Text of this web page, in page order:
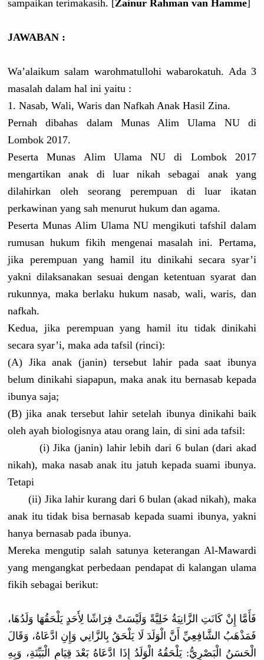
sampaikan terimakasih. [Zainur Rahman van Hamme]
JAWABAN :
Wa’alaikum salam warohmatullohi wabarokatuh. Ada 3
masalah dalam hal ini yaitu :
1. Nasab, Wali, Waris dan Nafkah Anak Hasil Zina.
Pernah dibahas dalam Munas Alim Ulama NU di
Lombok 2017.
Peserta Munas Alim Ulama NU di Lombok 2017
mengartikan anak di luar nikah sebagai anak yang
dilahirkan oleh seorang perempuan di luar ikatan
perkawinan yang sah menurut hukum dan agama.
Peserta Munas Alim Ulama NU mengikuti tafshil dalam
rumusan hukum fikih mengenai masalah ini. Pertama,
jika perempuan yang hamil itu dinikahi secara syar’i
yakni dilaksanakan sesuai dengan ketentuan syarat dan
rukunnya, maka berlaku hukum nasab, wali, waris, dan
nafkah.
Kedua, jika perempuan yang hamil itu tidak dinikahi
secara syar’i, maka ada tafsil (rinci):
(A) Jika anak (janin) tersebut lahir pada saat ibunya
belum dinikahi siapapun, maka anak itu bernasab kepada
ibunya saja;
(B) jika anak tersebut lahir setelah ibunya dinikahi baik
oleh ayah biologisnya atau orang lain, di sini ada tafsil:
(i) Jika (janin) lahir lebih dari 6 bulan (dari akad
nikah), maka nasab anak itu jatuh kepada suami ibunya.
Tetapi
(ii) Jika lahir kurang dari 6 bulan (akad nikah), maka
anak itu tidak bisa bernasab kepada suami ibunya, yakni
hanya bernasab pada ibunya.
Mereka mengutip salah satunya keterangan Al-Mawardi
yang mengangkat perbedaan pendapat di kalangan ulama
fikih sebagai berikut:
فَأَمَّا إِنْ كَانَتِ الزَّانِيَةُ خَلِيَّةً وَلَيْسَتْ فِرَاشًا لِأَحَدٍ يَلْحَقُهَا وَلَدُهَا،
فَمَذْهَبُ الشَّافِعِيِّ أَنَّ الْوَلَدَ لَا يَلْحَقُ بِالزَّانِي وَإِنِ ادَّعَاهُ، وَقَالَ
الْحَسَنُ الْبَصْرِيُّ: يَلْحَقُهُ الْوَلَدُ إِذَا ادَّعَاهُ بَعْدَ قِيَامِ الْبَيِّنَةِ، وَبِهِ